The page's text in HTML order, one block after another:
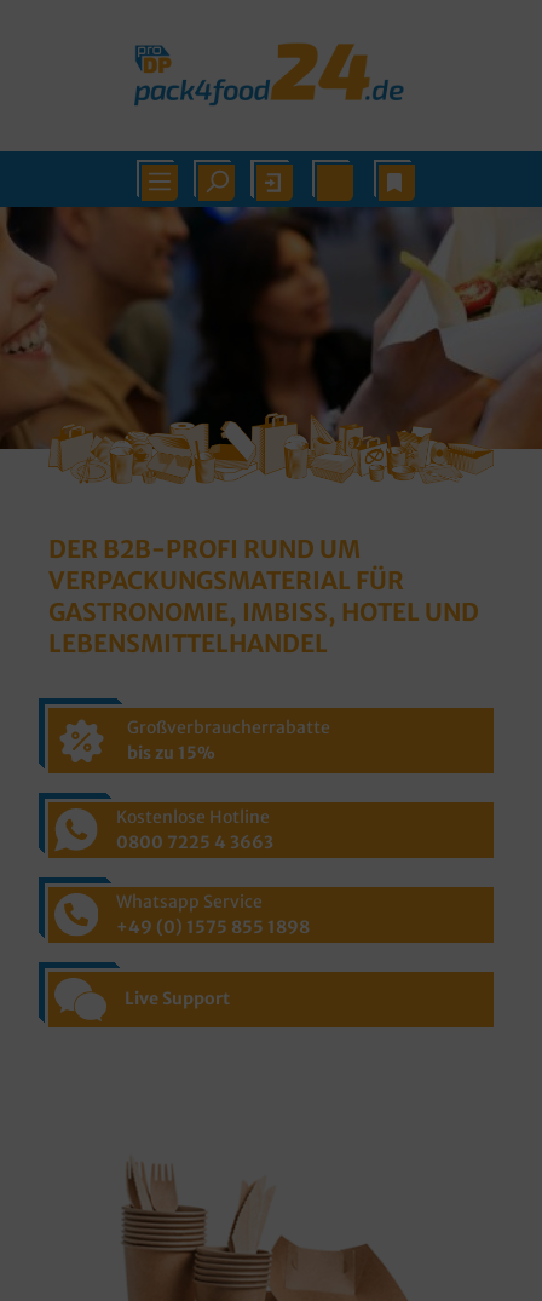
DER B2B-PROFI RUND UM
VERPACKUNGSMATERIAL FÜR
GASTRONOMIE, IMBISS, HOTEL UND
LEBENSMITTELHANDEL
Großverbraucherrabatte
bis zu 15%
Kostenlose Hotline
0800 7225 4 3663
Whatsapp Service
+49 (0) 1575 855 1898
Live Support